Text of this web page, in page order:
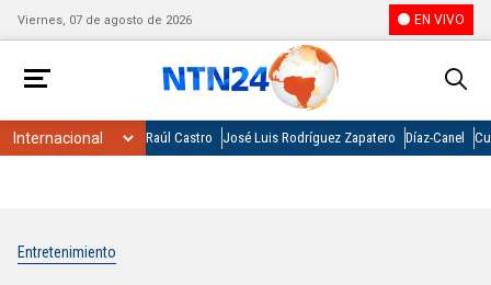
Viernes, 07 de agosto de 2026 EN VIVO
Raúl Castro José Luis Rodríguez Zapatero Díaz-Canel
Entretenimiento